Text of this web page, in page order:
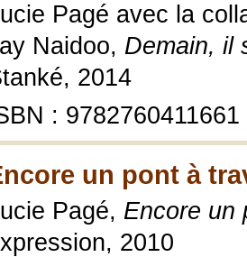
Pagé avec la
Naidoo, Demain, il
2014
: 9782760411661
un pont à
Pagé, Encore un
2010